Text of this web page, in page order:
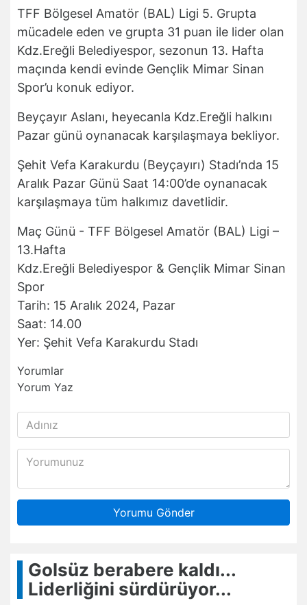
TFF Bölgesel Amatör (BAL) Ligi 5. Grupta
mücadele eden ve grupta 31 puan ile lider olan
Kdz.Ereğli Belediyespor, sezonun 13. Hafta
maçında kendi evinde Gençlik Mimar Sinan
Spor’u konuk ediyor.
Beyçayır Aslanı, heyecanla Kdz.Ereğli halkını
Pazar günü oynanacak karşılaşmaya bekliyor.
Şehit Vefa Karakurdu (Beyçayırı) Stadı’nda 15
Aralık Pazar Günü Saat 14:00’de oynanacak
karşılaşmaya tüm halkımız davetlidir.
Maç Günü - TFF Bölgesel Amatör (BAL) Ligi –
13.Hafta
Kdz.Ereğli Belediyespor & Gençlik Mimar Sinan
Spor
Tarih: 15 Aralık 2024, Pazar
Saat: 14.00
Yer: Şehit Vefa Karakurdu Stadı
Yorumlar
Yorum Yaz
Yorumu Gönder
Golsüz berabere kaldı...
Liderliğini sürdürüyor...